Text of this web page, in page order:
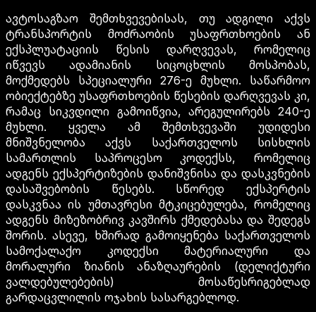
ავტოსაგზაო შემთხვევებისას, თუ ადგილი აქვს
ტრანსპორტის მოძრაობის უსაფრთხოების ან
ექსპლუატაციის წესის დარღვევას, რომელიც
იწვევს ადამიანის სიცოცხლის მოსპობას,
მოქმედებს სპეციალური 276-ე მუხლი. საწარმოო
ობიექტებზე უსაფრთხოების წესების დარღვევას კი,
რამაც სიკვდილი გამოიწვია, არეგულირებს 240-ე
მუხლი. ყველა ამ შემთხვევაში უდიდესი
მნიშვნელობა აქვს საქართველოს სისხლის
სამართლის საპროცესო კოდექსს, რომელიც
ადგენს ექსპერტიზების დანიშვნისა და დასკვნების
დასაშვებობის წესებს. სწორედ ექსპერტის
დასკვნაა ის უმთავრესი მტკიცებულება, რომელიც
ადგენს მიზეზობრივ კავშირს ქმედებასა და შედეგს
შორის. ასევე, ხშირად გამოიყენება საქართველოს
სამოქალაქო კოდექსი მატერიალური და
მორალური ზიანის ანაზღაურების (დელიქტური
ვალდებულებების) მოსაწესრიგებლად
გარდაცვლილის ოჯახის სასარგებლოდ.